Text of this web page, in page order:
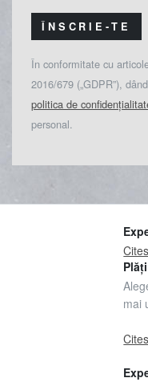
ÎNSCRIE-TE
În conformitate cu
2016/679 („GDPR”),
politica de
personal.
Plăți
mai